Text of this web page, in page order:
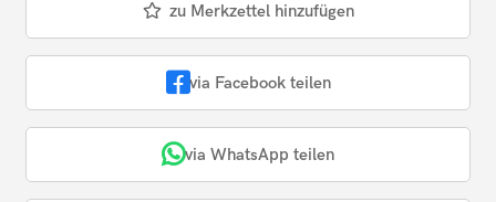
zu Merkzettel hinzufügen
via Facebook teilen
via WhatsApp teilen